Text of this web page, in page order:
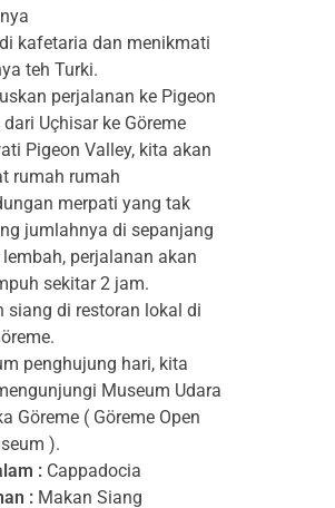
kafetaria dan menikmati
teh Turki.
perjalanan ke Pigeon
dari Uçhisar ke Göreme
Pigeon Valley, kita akan
rumah rumah
merpati yang tak
jumlahnya di sepanjang
perjalanan akan
sekitar 2 jam.
siang di restoran lokal di
penghujung hari, kita
Museum Udara
Göreme ( Göreme Open
).
:Cappadocia
:Makan Siang